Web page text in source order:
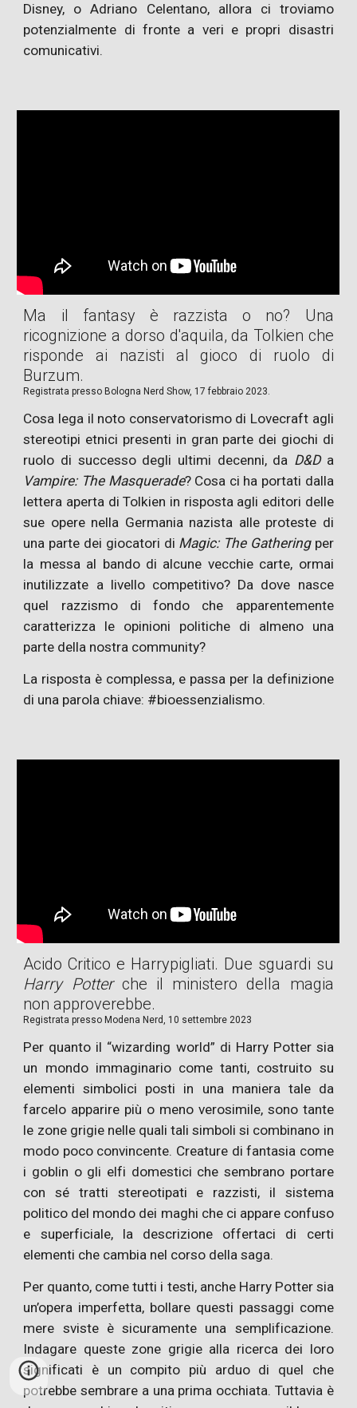
Disney, o Adriano Celentano, allora ci troviamo
potenzialmente di fronte a veri e propri disastri
comunicativi.
Ma il fantasy è razzista o no? Una
ricognizione a dorso d'aquila, da Tolkien che
risponde ai nazisti al gioco di ruolo di
Burzum.
Registrata presso Bologna Nerd Show, 17 febbraio 2023.
Cosa lega il noto conservatorismo di Lovecraft agli
stereotipi etnici presenti in gran parte dei giochi di
ruolo di successo degli ultimi decenni, da D&D a
Vampire: The Masquerade? Cosa ci ha portati dalla
lettera aperta di Tolkien in risposta agli editori delle
sue opere nella Germania nazista alle proteste di
una parte dei giocatori di Magic: The Gatheringper
la messa al bando di alcune vecchie carte, ormai
inutilizzate a livello competitivo? Da dove nasce
quel razzismo di fondo che apparentemente
caratterizza le opinioni politiche di almeno una
parte della nostra community?
La risposta è complessa, e passa per la definizione
di una parola chiave: #bioessenzialismo.
Acido Critico e Harrypigliati. Due sguardi su
Harry Potterche il ministero della magia
non approverebbe.
Registrata presso Modena Nerd, 10 settembre 2023
Per quanto il “wizarding world” di Harry Potter sia
un mondo immaginario come tanti, costruito su
elementi simbolici posti in una maniera tale da
farcelo apparire più o meno verosimile, sono tante
le zone grigie nelle quali tali simboli si combinano in
modo poco convincente. Creature di fantasia come
i goblin o gli elfi domestici che sembrano portare
con sé tratti stereotipati e razzisti, il sistema
politico del mondo dei maghi che ci appare confuso
e superficiale, la descrizione offertaci di certi
elementi che cambia nel corso della saga.
Per quanto, come tutti i testi, anche Harry Potter sia
un’opera imperfetta, bollare questi passaggi come
mere sviste è sicuramente una semplificazione.
Indagare queste zone grigie alla ricerca dei loro
significati è un compito più arduo di quel che
potrebbe sembrare a una prima occhiata. Tuttavia è